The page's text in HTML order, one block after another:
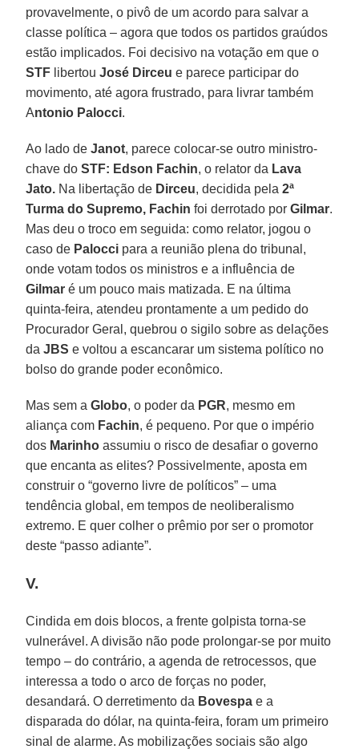
provavelmente, o pivô de um acordo para salvar a
classe política – agora que todos os partidos graúdos
estão implicados. Foi decisivo na votação em que o
STF libertou José Dirceu e parece participar do
movimento, até agora frustrado, para livrar também
Antonio Palocci.
Ao lado deJanot, parece colocar-se outro ministro-
chave doSTF: Edson Fachin, o relator da Lava
Jato. Na libertação de Dirceu, decidida pela2ª
Turma do Supremo, Fachin foi derrotado porGilmar.
Mas deu o troco em seguida: como relator, jogou o
caso de Palocci para a reunião plena do tribunal,
onde votam todos os ministros e a influência de
Gilmar é um pouco mais matizada. E na última
quinta-feira, atendeu prontamente a um pedido do
Procurador Geral, quebrou o sigilo sobre as delações
daJBS e voltou a escancarar um sistema político no
bolso do grande poder econômico.
Mas sem aGlobo, o poder da PGR, mesmo em
aliança com Fachin, é pequeno. Por que o império
dos Marinho assumiu o risco de desafiar o governo
que encanta as elites? Possivelmente, aposta em
construir o “governo livre de políticos” – uma
tendência global, em tempos de neoliberalismo
extremo. E quer colher o prêmio por ser o promotor
deste “passo adiante”.
V.
Cindida em dois blocos, a frente golpista torna-se
vulnerável. A divisão não pode prolongar-se por muito
tempo – do contrário, a agenda de retrocessos, que
interessa a todo o arco de forças no poder,
desandará. O derretimento da Bovespa e a
disparada do dólar, na quinta-feira, foram um primeiro
sinal de alarme. As mobilizações sociais são algo